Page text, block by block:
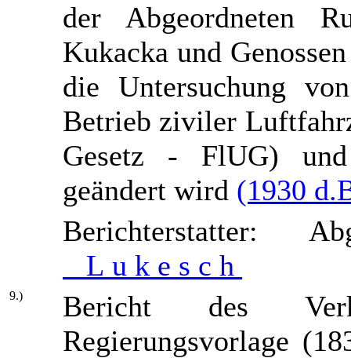
der Abgeordneten
Kukacka und
die Untersuchung
Betrieb ziviler
Gesetz - FlUG)
geändert wird (1930
Berichterstatter:
L u k e s c h
9.)
Bericht des
Regierungsvorlage